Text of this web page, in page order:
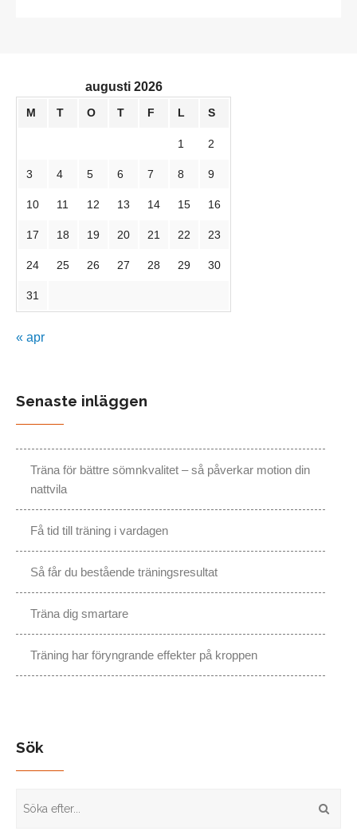
augusti 2026
M T O T F L S
1 2
3 4 5 6 7 8 9
10 11 12 13 14 15 16
17 18 19 20 21 22 23
24 25 26 27 28 29 30
31
« apr
Senaste inläggen
Träna för bättre sömnkvalitet – så påverkar motion din
nattvila
Få tid till träning i vardagen
Så får du bestående träningsresultat
Träna dig smartare
Träning har föryngrande effekter på kroppen
Sök